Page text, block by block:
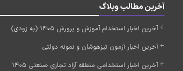
آخرین مطالب وبلاگ
آخرین اخبار استخدام آموزش و پرورش 1405 (به زودی)
آخرین اخبار آزمون تیزهوشان و نمونه دولتی
آخرین اخبار استخدامی منطقه آزاد تجاری صنعتی 1405